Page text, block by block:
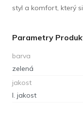
styl a komfort, který
Parametry
barva
zelená
jakost
I. jakost